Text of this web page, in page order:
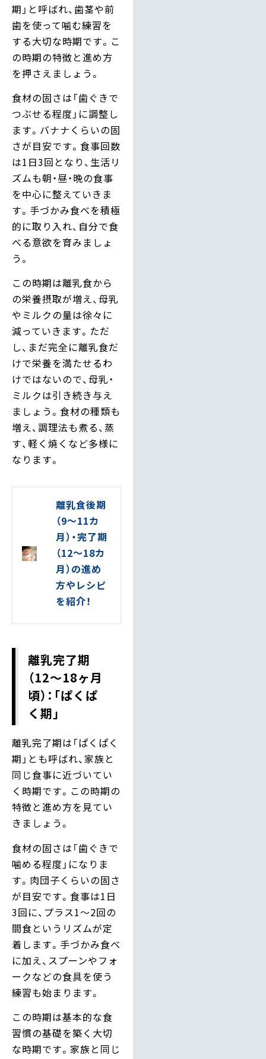
期」と呼ばれ、歯茎や前
歯を使って噛む練習を
する大切な時期です。こ
の時期の特徴と進め方
を押さえましょう。
食材の固さは「歯ぐきで
つぶせる程度」に調整し
ます。バナナくらいの固
さが目安です。食事回数
は1日3回となり、生活リ
ズムも朝・昼・晩の食事
を中心に整えていきま
す。手づかみ食べを積極
的に取り入れ、自分で食
べる意欲を育みましょ
う。
この時期は離乳食から
の栄養摂取が増え、母乳
やミルクの量は徐々に
減っていきます。ただ
し、まだ完全に離乳食だ
けで栄養を満たせるわ
けではないので、母乳・
ミルクは引き続き与え
ましょう。食材の種類も
増え、調理法も煮る、蒸
す、軽く焼くなど多様に
なります。
離乳食後期
（9～11カ
月）・完了期
（12～18カ
月）の進め
方やレシピ
を紹介！
離乳完了期
（12〜18ヶ月
頃）：「ぱくぱ
く期」
離乳完了期は「ぱくぱく
期」とも呼ばれ、家族と
同じ食事に近づいてい
く時期です。この時期の
特徴と進め方を見てい
きましょう。
食材の固さは「歯ぐきで
噛める程度」になりま
す。肉団子くらいの固さ
が目安です。食事は1日
3回に、プラス1〜2回の
間食というリズムが定
着します。手づかみ食べ
に加え、スプーンやフォ
ークなどの食具を使う
練習も始まります。
この時期は基本的な食
習慣の基礎を築く大切
な時期です。家族と同じ